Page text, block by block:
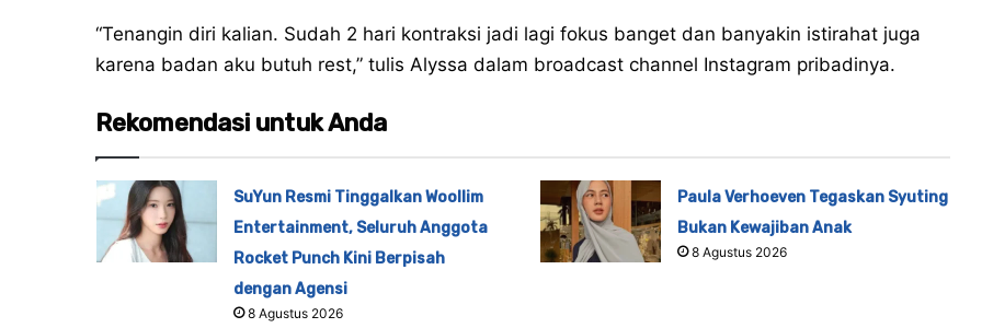
“Tenangin diri kalian. Sudah 2 hari kontraksi jadi lagi fokus banget dan banyakin istirahat juga
karena badan aku butuh rest,” tulis Alyssa dalam broadcast channel Instagram pribadinya.
Rekomendasi untuk Anda
SuYun Resmi Tinggalkan Woollim
Entertainment, Seluruh Anggota
Rocket Punch Kini Berpisah
dengan Agensi
8 Agustus 2026
Paula Verhoeven Tegaskan Syuting
Bukan Kewajiban Anak
8 Agustus 2026